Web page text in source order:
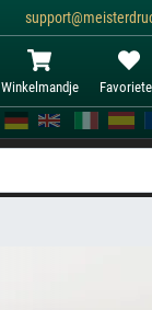
Winkelmandje